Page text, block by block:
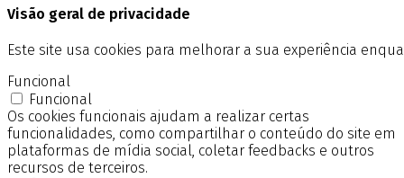
Visão geral de privacidade
Este site usa cookies para melhorar a sua experiência
Funcional
Funcional
Os cookies funcionais ajudam a realizar certas
funcionalidades, como compartilhar o conteúdo do site em
plataformas de mídia social, coletar feedbacks e outros
recursos de terceiros.